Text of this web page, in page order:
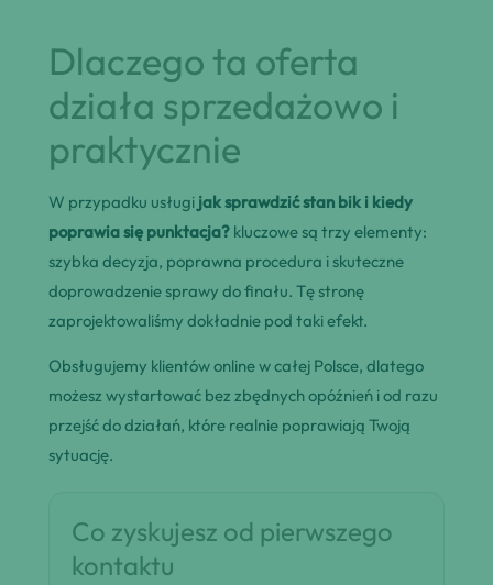
Dlaczego ta oferta
działa sprzedażowo i
praktycznie
W przypadku usługi jak sprawdzić stan bik i kiedy
poprawia się punktacja? kluczowe są trzy elementy:
szybka decyzja, poprawna procedura i skuteczne
doprowadzenie sprawy do finału. Tę stronę
zaprojektowaliśmy dokładnie pod taki efekt.
Obsługujemy klientów online w całej Polsce, dlatego
możesz wystartować bez zbędnych opóźnień i od razu
przejść do działań, które realnie poprawiają Twoją
sytuację.
Co zyskujesz od pierwszego
kontaktu